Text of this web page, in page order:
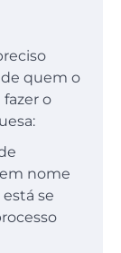
quem o
o
nome
se